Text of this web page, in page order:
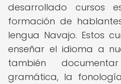
desarrollado cursos
formación de
lengua Navajo. Estos
enseñar el idioma a
también
gramática, la